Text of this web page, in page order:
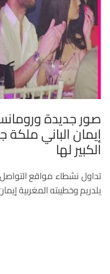
صور جديدة
إيمان الباني
الكبير لها
تداول نشطاء مواقع
يلدريم وخطيبته المغربية